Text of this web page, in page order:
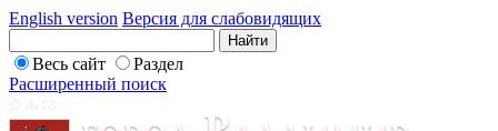
English version Версия для слабовидящих
Весь сайт
Раздел
Расширенный поиск